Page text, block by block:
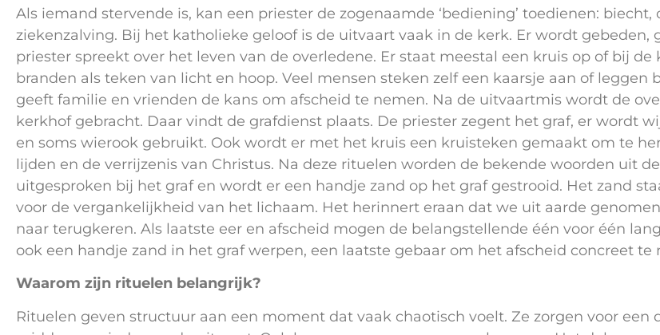
Als iemand stervende is, kan een priester de zogenaamde ‘bediening’ toedienen:
ziekenzalving. Bij het katholieke geloof is de uitvaart vaak in de kerk. Er wordt gebeden,
priester spreekt over het leven van de overledene. Er staat meestal een kruis op of bij de
branden als teken van licht en hoop. Veel mensen steken zelf een kaarsje aan of leggen
geeft familie en vrienden de kans om afscheid te nemen. Na de uitvaartmis wordt de
kerkhof gebracht. Daar vindt de grafdienst plaats. De priester zegent het graf, er wordt
en soms wierook gebruikt. Ook wordt er met het kruis een kruisteken gemaakt om te
lijden en de verrijzenis van Christus. Na deze rituelen worden de bekende woorden uit
uitgesproken bij het graf en wordt er een handje zand op het graf gestrooid. Het zand
voor de vergankelijkheid van het lichaam. Het herinnert eraan dat we uit aarde
naar terugkeren. Als laatste eer en afscheid mogen de belangstellende één voor één
ook een handje zand in het graf werpen, een laatste gebaar om het afscheid concreet te
Waarom zijn rituelen belangrijk?
Rituelen geven structuur aan een moment dat vaak chaotisch voelt. Ze zorgen voor een